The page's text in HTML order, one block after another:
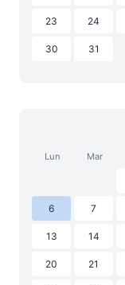
23 24
30 31
Lun Mar
6 7
13 14
20 21